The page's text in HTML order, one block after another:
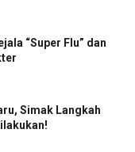
“Super Flu” dan
Simak Langkah